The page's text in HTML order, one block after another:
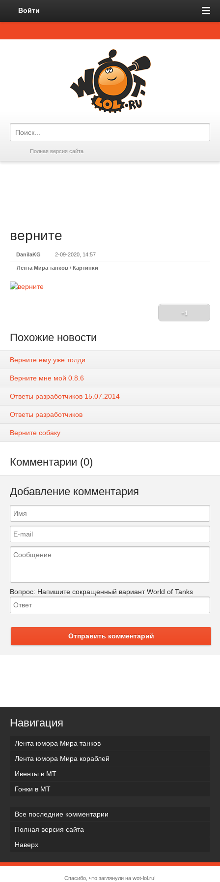
Войти
Полная версия сайта
верните
DanilaKG 2-09-2020, 14:57
Лента Мира танков / Картинки
+1
Похожие новости
Верните ему уже толди
Верните мне мой 0.8.6
Ответы разработчиков 15.07.2014
Ответы разработчиков
Верните собаку
Комментарии (0)
Добавление комментария
Вопрос: Напишите сокращенный вариант World of Tanks
Отправить комментарий
Навигация
Лента юмора Мира танков
Лента юмора Мира кораблей
Ивенты в МТ
Гонки в МТ
Все последние комментарии
Полная версия сайта
Наверх
Спасибо, что заглянули на wot-lol.ru!